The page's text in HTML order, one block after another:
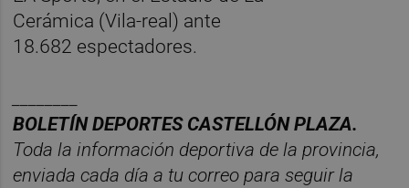
Cerámica (Vila-real) ante
18.682 espectadores.
BOLETÍN DEPORTES CASTELLÓN PLAZA.
Toda la información deportiva de la provincia,
enviada cada día a tu correo para seguir la